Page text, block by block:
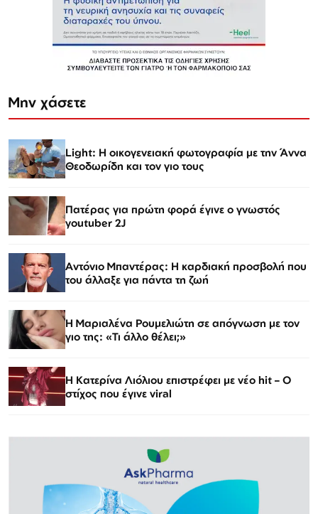
Μην χάσετε
Light: Η οικογενειακή φωτογραφία με την Άννα
Θεοδωρίδη και τον γιο τους
Πατέρας για πρώτη φορά έγινε ο γνωστός
youtuber 2J
Αντόνιο Μπαντέρας: Η καρδιακή προσβολή που
του άλλαξε για πάντα τη ζωή
H Μαριαλένα Ρουμελιώτη σε απόγνωση με τον
γιο της: «Τι άλλο θέλει;»
Η Κατερίνα Λιόλιου επιστρέφει με νέο hit – Ο
στίχος που έγινε viral